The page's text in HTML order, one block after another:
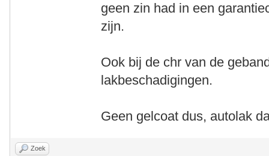
geen zin had in een
zijn.
Ook bij de chr van de
lakbeschadigingen.
Geen gelcoat dus, autolak
Zoek